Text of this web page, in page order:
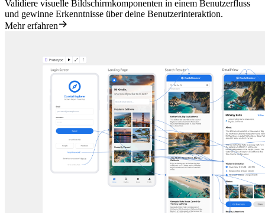
Validiere visuelle Bildschirmkomponenten in einem Benutzerfluss
und gewinne Erkenntnisse über deine Benutzerinteraktion.
Mehr erfahren